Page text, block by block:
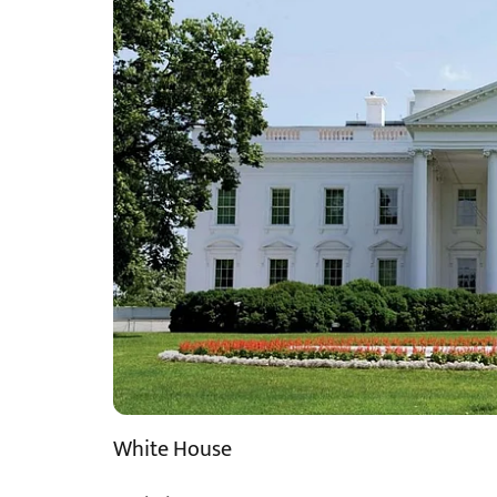
White House